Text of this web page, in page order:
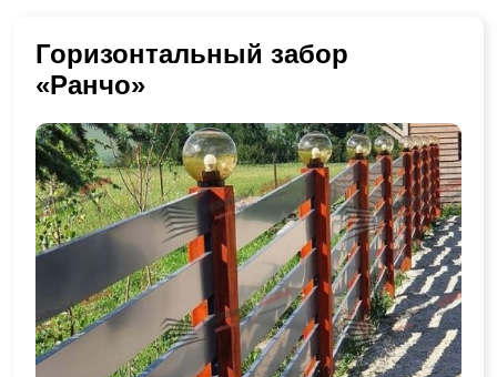
Горизонтальный забор
«Ранчо»